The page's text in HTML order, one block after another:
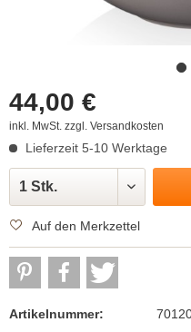
44,00 €
inkl. MwSt. zzgl. Versandkosten
Lieferzeit 5-10 Werktage
Auf den Merkzettel
Artikelnummer: